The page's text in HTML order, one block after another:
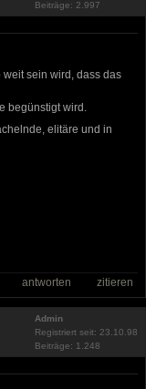
Beiträge: 2.997
sein wird, dass das
begünstigt wird.
elitäre und in
antworten zitieren
Admin
Registriert seit: 23.10.98
Beiträge: 1.248